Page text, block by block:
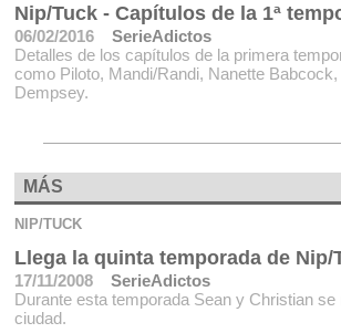
Nip/Tuck - Capítulos de la 1ª
06/02/2016
SerieAdictos
Detalles de los capítulos de la primera
como Piloto, Mandi/Randi, Nanette
Dempsey.
MÁS
NIP/TUCK
Llega la quinta temporada de Nip/
17/11/2008
SerieAdictos
Durante esta temporada Sean y Christian se
ciudad.